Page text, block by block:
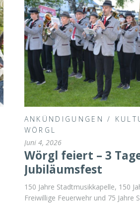
ANKÜNDIGUNGEN /
WÖRGL
Juni 4, 2026
Wörgl feiert – 3
Jubiläumsfest
150 Jahre Stadtmusikkapelle, 150
Freiwillige Feuerwehr und 75 Jahre